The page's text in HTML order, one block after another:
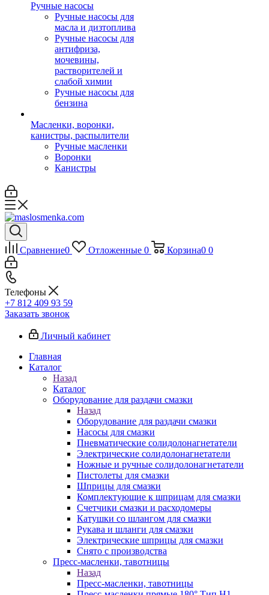
Ручные насосы
Ручные насосы для
масла и дизтоплива
Ручные насосы для
антифриза,
мочевины,
растворителей и
слабой химии
Ручные насосы для
бензина
Масленки, воронки,
канистры, распылители
Ручные масленки
Воронки
Канистры
Сравнение0 Отложенные 0 Корзина0 0
Телефоны
+7 812 409 93 59
Заказать звонок
Личный кабинет
Главная
Каталог
Назад
Каталог
Оборудование для раздачи смазки
Назад
Оборудование для раздачи смазки
Насосы для смазки
Пневматические солидолонагнетатели
Электрические солидолонагнетатели
Ножные и ручные солидолонагнетатели
Пистолеты для смазки
Шприцы для смазки
Комплектующие к шприцам для смазки
Счетчики смазки и расходомеры
Катушки со шлангом для смазки
Рукава и шланги для смазки
Электрические шприцы для смазки
Снято с производства
Пресс-масленки, тавотницы
Назад
Пресс-масленки, тавотницы